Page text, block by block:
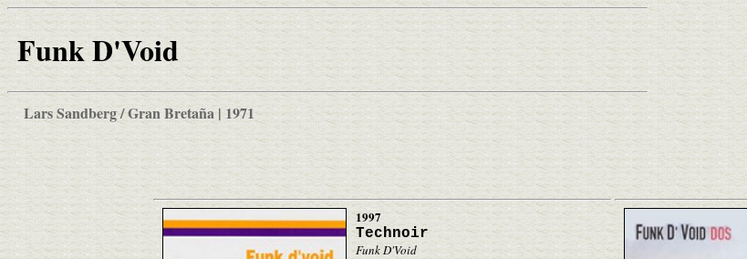
Funk D'Void
Lars Sandberg / Gran Bretaña | 1971
1997
Technoir
Funk D'Void